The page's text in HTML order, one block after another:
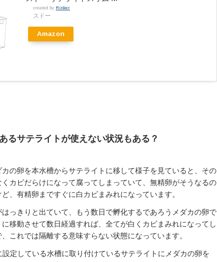
created by Rinker
スドー
Amazon
るサテライトが使えない状況もある？
の卵を本水槽からサテライトに移して様子を見ていると、その
カビだらけになって腐ってしまっていて、無精卵がそうなるの
、有精卵まですぐに白カビまみれになっています。
っきりと出ていて、もう数日で孵化するであろうメダカの卵で
移動させて数日経過すれば、全てが白くカビまみれになってし
これでは隔離する意味すらない状態になっています。
定している水槽に取り付けているサテライトにメダカの卵を